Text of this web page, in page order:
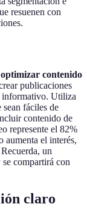
resuenen con
optimizar contenido
publicaciones
informativo. Utiliza
fáciles de
contenido de
represente el 82%
aumenta el interés,
un
compartirá con
claro